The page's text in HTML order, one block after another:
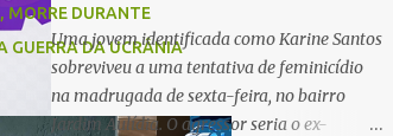
MORRE DURANTE
GUERRA DA UCRÂNIA
Uma jovem identificada como Karine Santos
sobreviveu a uma tentativa de feminicídio
na madrugada de sexta-feira, no bairro
Jardim Aulídia. O agressor seria o ex-